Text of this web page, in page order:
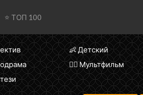
⭐ ТОП 100
👶 Детский
🧚‍♀️ Мультфильм